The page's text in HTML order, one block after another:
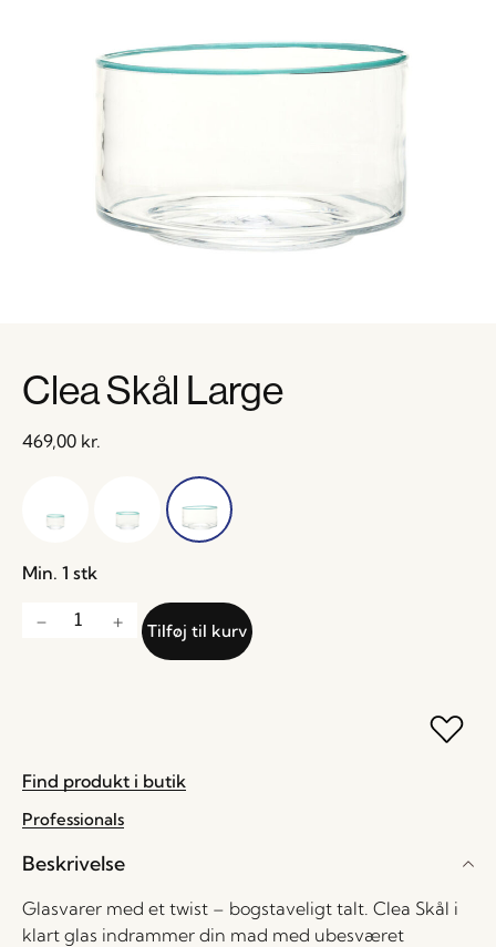
Clea Skål Large
469,00 kr.
Min. 1 stk
Tilføj til kurv
Find produkt i butik
Professionals
Beskrivelse
Glasvarer med et twist – bogstaveligt talt. Clea Skål i
klart glas indrammer din mad med ubesværet